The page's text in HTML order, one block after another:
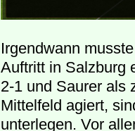
Irgendwann
Auftritt in Salzburg
2-1 und Saurer als
Mittelfeld agiert,
unterlegen. Vor